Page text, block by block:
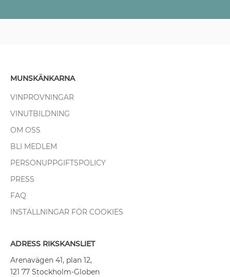
MUNSKÄNKARNA
VINPROVNINGAR
VINUTBILDNING
OM OSS
BLI MEDLEM
PERSONUPPGIFTSPOLICY
PRESS
FAQ
INSTÄLLNINGAR FÖR COOKIES
ADRESS RIKSKANSLIET
Arenavägen 41, plan 12,
121 77 Stockholm-Globen